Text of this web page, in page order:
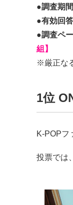
●調査期
●有効回
●調査ペ
組】
※厳正な
1位
K-POPフ
投票では